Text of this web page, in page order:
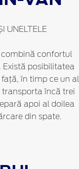
UNELTELE
combină confortul
posibilitatea
în timp ce un al
transporta încă trei
apoi al doilea
din spate.